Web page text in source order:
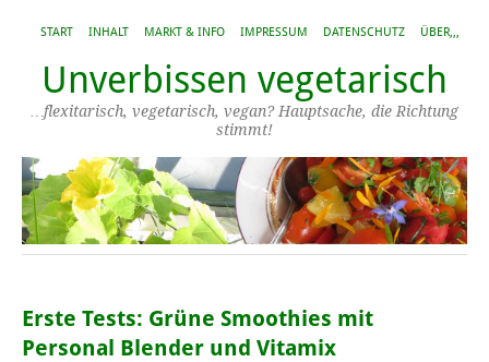
START INHALT MARKT & INFO IMPRESSUM DATENSCHUTZ ÜBER,,,
Unverbissen vegetarisch
…flexitarisch, vegetarisch, vegan? Hauptsache, die Richtung
stimmt!
Erste Tests: Grüne Smoothies mit
Personal Blender und Vitamix